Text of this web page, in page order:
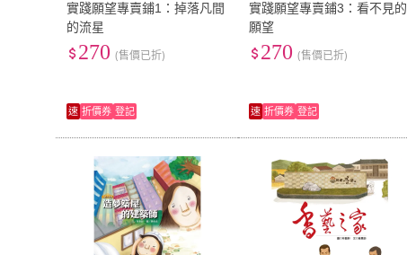
實踐願望專賣鋪1：掉落凡間
的流星
270 (售價已折)
速 折價券 登記
實踐願望專賣鋪3：看不見的
願望
270 (售價已折)
速 折價券 登記